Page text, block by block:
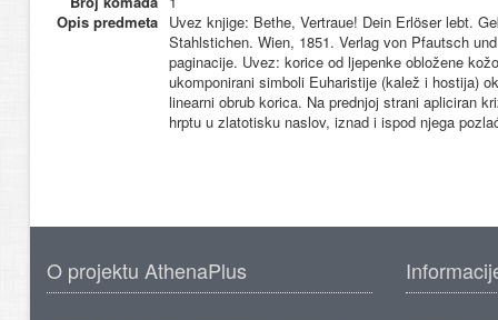
Opis predmeta Uvez knjige: Bethe, Vertraue! Dein Erlöser lebt.
Stahlstichen. Wien, 1851. Verlag von Pfautsch
paginacije. Uvez: korice od ljepenke obložene
ukomponirani simboli Euharistije (kalež i hostija)
linearni obrub korica. Na prednjoj strani apliciran
hrptu u zlatotisku naslov, iznad i ispod njega
O projektu AthenaPlus